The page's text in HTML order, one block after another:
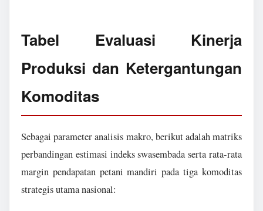
Tabel Evaluasi Kinerja
Produksi dan Ketergantungan
Komoditas
Sebagai parameter analisis makro, berikut adalah matriks
perbandingan estimasi indeks swasembada serta rata-rata
margin pendapatan petani mandiri pada tiga komoditas
strategis utama nasional: